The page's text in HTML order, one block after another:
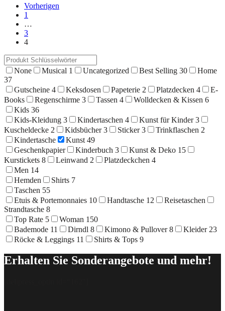
Seitennummerierung
Beiträge
Vorherigen
1
…
3
4
None Musical 1 Uncategorized Best Selling 30
Home
37
Gutscheine 4 Keksdosen Papeterie 2 Platzdecken 4
E-
Books
Regenschirme 3 Tassen 4 Wolldecken & Kissen 6
Kids 36
Kids-Kleidung 3 Kindertaschen 4 Kunst für Kinder3
Kuscheldecke 2 Kidsbücher3 Sticker3 Trinkflaschen 2
Kindertasche
Kunst 49
Geschenkpapier
Kinderbuch 3 Kunst & Deko 15
Kurstickets 8 Leinwand 2 Platzdeckchen 4
Men 14
Hemden
Shirts 7
Taschen 55
Etuis & Portemonnaies 10 Handtasche 12
Reisetaschen
Strandtasche 8
Top Rate 5 Woman 150
Bademode 11 Dirndl 8 Kimono & Pullover8 Kleider 23
Röcke & Leggings 11 Shirts & Tops 9
Erhalten Sie Sonderangebote und mehr!